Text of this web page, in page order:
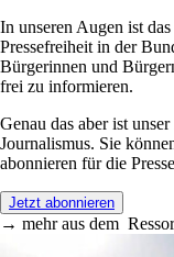
In unseren Augen ist
Pressefreiheit in der
Bürgerinnen und
frei zu informieren.
Genau das aber ist
Journalismus. Sie
abonnieren für die
Jetzt abonnieren
→ mehr aus dem